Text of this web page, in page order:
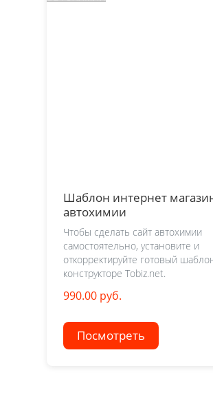
Шаблон интернет
автохимии
Чтобы сделать сайт автохимии
самостоятельно, установите и
откорректируйте готовый
конструкторе Tobiz.net.
990.00 руб.
Посмотреть